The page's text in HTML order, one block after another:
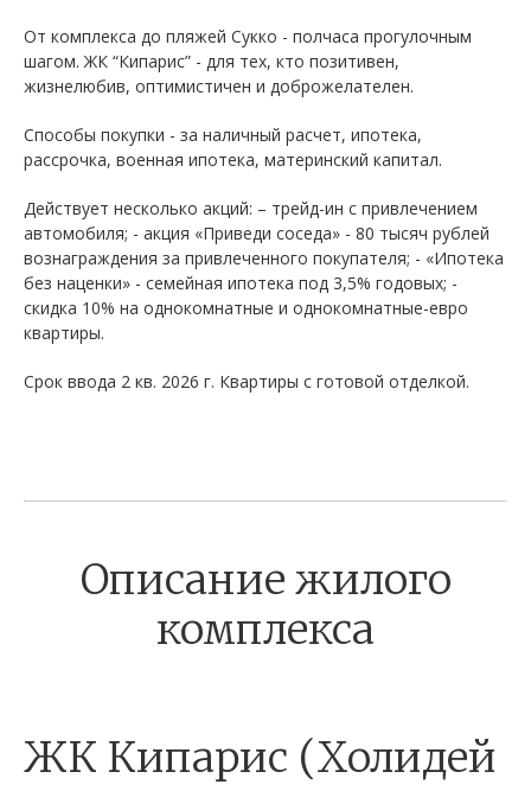
От комплекса до пляжей Сукко - полчаса прогулочным
шагом. ЖК “Кипарис” - для тех, кто позитивен,
жизнелюбив, оптимистичен и доброжелателен.
Способы покупки - за наличный расчет, ипотека,
рассрочка, военная ипотека, материнский капитал.
Действует несколько акций: – трейд-ин с привлечением
автомобиля; - акция «Приведи соседа» - 80 тысяч рублей
вознаграждения за привлеченного покупателя; - «Ипотека
без наценки» - семейная ипотека под 3,5% годовых; -
скидка 10% на однокомнатные и однокомнатные-евро
квартиры.
Срок ввода 2 кв. 2026 г. Квартиры с готовой отделкой.
Описание жилого
комплекса
ЖК Кипарис (Холидей